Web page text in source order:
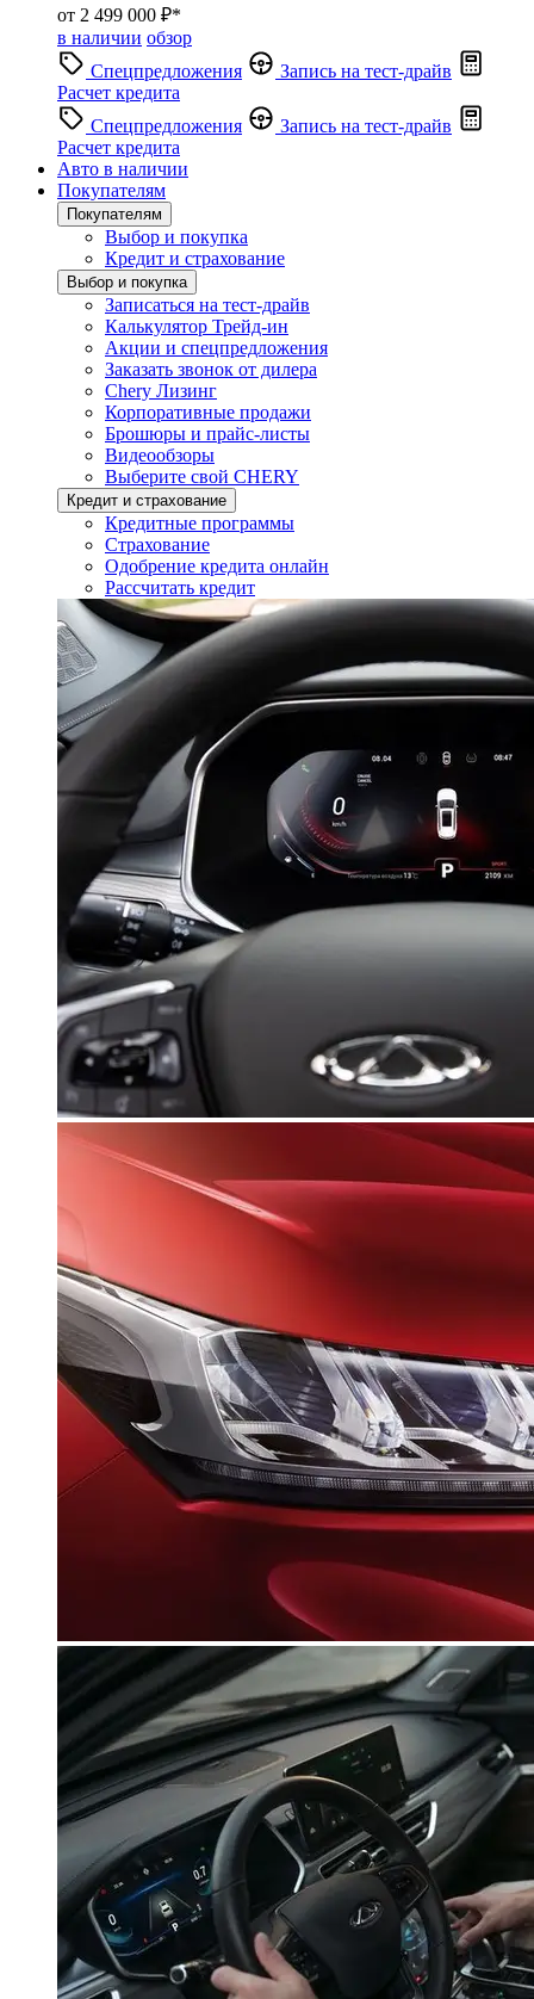
от 2 499 000 ₽*
в наличии обзор
Спецпредложения
Запись на тест-драйв
Расчет кредита
Спецпредложения
Запись на тест-драйв
Расчет кредита
Авто в наличии
Покупателям
Покупателям
Выбор и покупка
Кредит и страхование
Выбор и покупка
Записаться на тест-драйв
Калькулятор Трейд-ин
Акции и спецпредложения
Заказать звонок от дилера
Chery Лизинг
Корпоративные продажи
Брошюры и прайс-листы
Видеообзоры
Выберите свой CHERY
Кредит и страхование
Кредитные программы
Страхование
Одобрение кредита онлайн
Рассчитать кредит